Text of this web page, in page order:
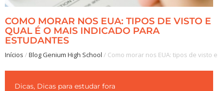
COMO MORAR NOS EUA: TIPOS DE VISTO E
QUAL É O MAIS INDICADO PARA
ESTUDANTES
Inícios /Blog Genium High School / Como morar nos EUA: tipos de
Dicas, Dicas para estudar fora